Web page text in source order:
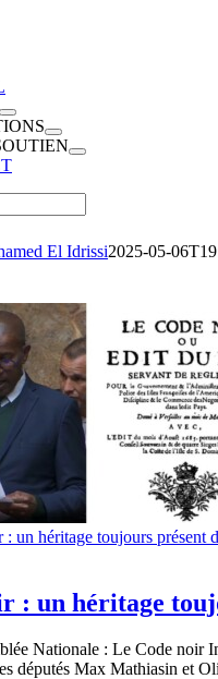
El Idrissi2025-05-
un héritage toujours présent
: un héritage
Nationale : Le Code noir
députés Max Mathiasin et